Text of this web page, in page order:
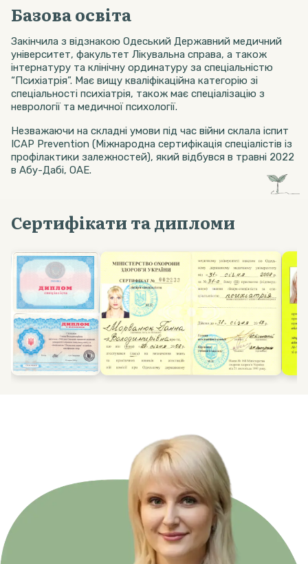
Базова освіта
Закінчила з відзнакою Одеський Державний медичний
університет, факультет Лікувальна справа, а також
інтернатуру та клінічну ординатуру за спеціальністю
“Психіатрія”. Має вищу кваліфікаційна категорію зі
спеціальності психіатрія, також має спеціалізацію з
неврології та медичної психології.
Незважаючи на складні умови під час війни склала іспит
ICAP Prevention (Міжнародна сертифікація спеціалістів із
профілактики залежностей), який відбувся в травні 2022
в Абу-Дабі, ОАЕ.
Сертифікати та дипломи